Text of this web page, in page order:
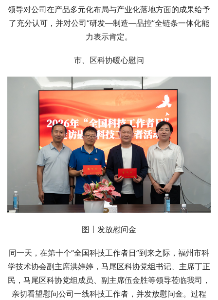
领导对公司在产品多元化布局与产业化落地方面的成果给予
了充分认可，并对公司“研发—制造—品控”全链条一体化能
力表示肯定。
市、区科协暖心慰问
图丨发放慰问金
同一天，在第十个“全国科技工作者日”到来之际，福州市科
学技术协会副主席洪婷婷，马尾区科协党组书记、主席丁正
民，马尾区科协党组成员、副主席伍金胜等领导莅临我司，
亲切看望慰问公司一线科技工作者，并发放慰问金。过程